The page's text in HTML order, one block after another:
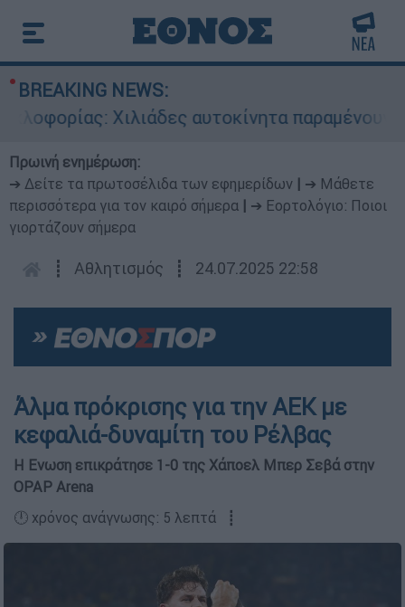
BREAKING NEWS:
Χιλιάδες αυτοκίνητα παραμένουν
Πρωινή ενημέρωση:
➔ Δείτε τα πρωτοσέλιδα των εφημερίδων
➔ Μάθετε
περισσότερα για τον καιρό σήμερα
➔ Εορτολόγιο: Ποιοι
γιορτάζουν σήμερα
┋ Αθλητισμός ┋ 24.07.2025 22:58
Άλμα πρόκρισης για την ΑΕΚ με
κεφαλιά-δυναμίτη του Ρέλβας
Η Ενωση επικράτησε 1-0 της Χάποελ Μπερ Σεβά στην
OPAP Arena
🕛 χρόνος ανάγνωσης: 5 λεπτά ┋